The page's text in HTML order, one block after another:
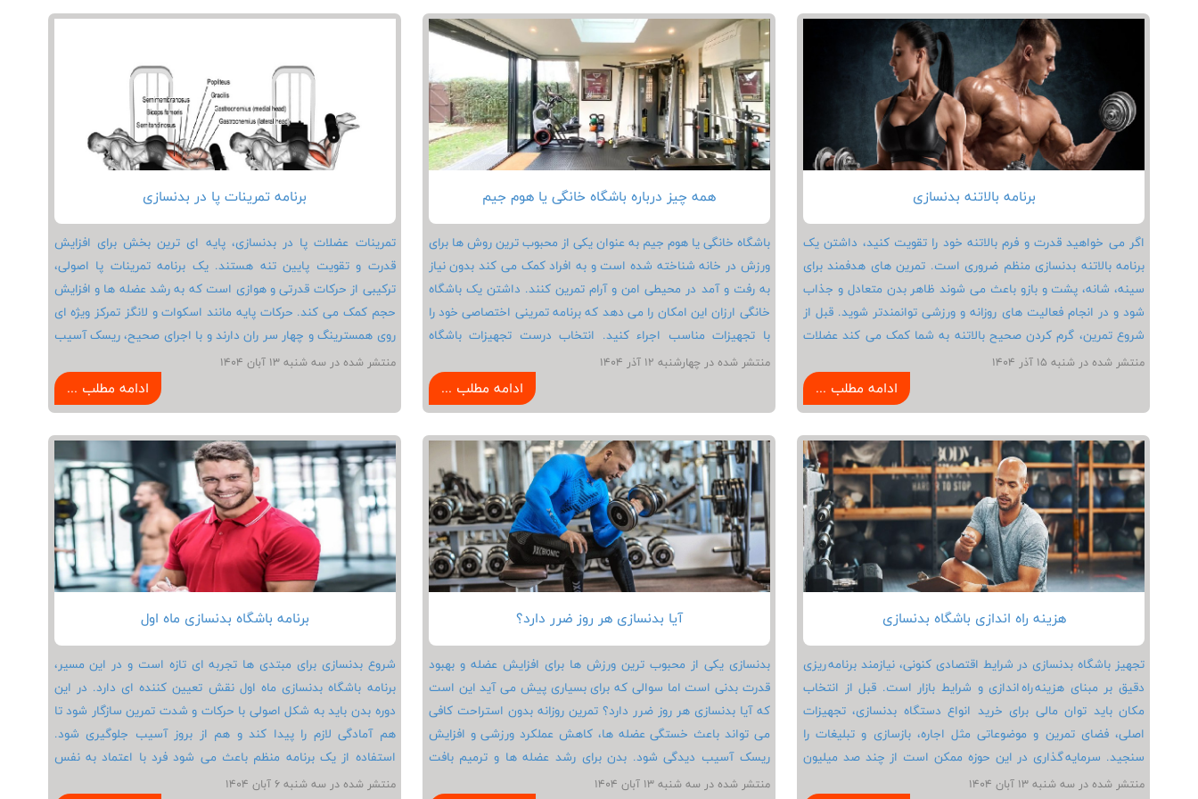
وارد می‌ کنند. آگاهی از حرکات بدنسازی مضر برای دیسک کمر به شما
کمک می کند تمرین ایمن تری داشته باشید و از آسیب های جدی
جلوگیری کنید.
تمرین داد.
برنامه بالاتنه بدنسازی
اگر می خواهید قدرت و فرم بالاتنه خود را تقویت کنید، داشتن یک
برنامه بالاتنه بدنسازی منظم ضروری است. تمرین های هدفمند برای
سینه، شانه، پشت و بازو باعث می شوند ظاهر بدن متعادل و جذاب
شود و در انجام فعالیت های روزانه و ورزشی توانمندتر شوید. قبل از
شروع تمرین، گرم کردن صحیح بالاتنه به شما کمک می کند عضلات
فعال شوند و از آسیب دیدگی جلوگیری می کند. اجرای حرکات فشار،
کشش و نشر به رشد همه گروه های عضلات بالاتنه کمک می کند و
جلوی توقف پیشرفت را می گیرد. رعایت فرم درست و افزایش تدریجی
مناسب، مصرف پروتئین کافی (استفاده از چند تخم مرغ در روز برای
بدنسازی) و مکمل‌ های کاربردی می‌ تواند به افزایش دریافت پروتئین
و بهبود روند ریکاوری کمک کند. با یک برنامه منظم و اصولی می‌
توانید تغییر ملموس را در قدرت، فرم و استقامت بالا تنه خود
احساس کنید و از تمرین لذت ببرید.
منتشر شده در شنبه 15 آذر 1404
ادامه مطلب ...
همه چیز درباره باشگاه خانگی یا هوم جیم
باشگاه خانگی یا هوم جیم به عنوان یکی از محبوب ترین روش ها برای
ورزش در خانه شناخته شده است و به افراد کمک می کند بدون نیاز
به رفت و آمد در محیطی امن و آرام تمرین کنند. داشتن یک باشگاه
خانگی ارزان این امکان را می دهد که برنامه تمرینی اختصاصی خود را
با تجهیزات مناسب اجراء کنید. انتخاب درست تجهیزات باشگاه
خانگی نقش مهمی در نتیجه گیری دارد و باید بر اساس هدف تمرینی
و میزان فضا باشد. استفاده از برنامه تمرینی در خانه باعث می شود
نظم بیشتری در ورزش داشته باشید و عضلات خود را به شکل اصولی
صرفه جویی در زمان و هزینه های باشگاه است.
منتشر شده در چهارشنبه 12 آذر 1404
ادامه مطلب ...
برنامه تمرینات پا در بدنسازی
تمرینات عضلات پا در بدنسازی، پایه ای ترین بخش برای افزایش
قدرت و تقویت پایین تنه هستند. یک برنامه تمرینات پا اصولی،
ترکیبی از حرکات قدرتی و هوازی است که به رشد عضله ها و افزایش
حجم کمک می کند. حرکات پایه مانند اسکوات و لانگز تمرکز ویژه ای
روی همسترینگ و چهار سر ران دارند و با اجرای صحیح، ریسک آسیب
دیدگی را کاهش می دهند. رعایت تکنیک مناسب و تعداد ست ها و
تکرارها باعث تاثیرگذاری بهتر تمرینات می شود. استفاده از وزنه ها و
دستگاه های بدنسازی مناسب، رشد عضله ها را تسریع می کند و
در بدنسازی منظم علاوه بر تقویت پایین تنه، تعادل بدن و استقامت
عمومی را نیز افزایش می دهد.
منتشر شده در سه شنبه 13 آبان 1404
ادامه مطلب ...
هزینه راه اندازی باشگاه بدنسازی
تجهیز باشگاه بدنسازی در شرایط اقتصادی کنونی، نیازمند برنامه ریزی
دقیق بر مبنای هزینه راه اندازی و شرایط بازار است. قبل از انتخاب
مکان باید توان مالی برای خرید انواع دستگاه بدنسازی، تجهیزات
اصلی، فضای تمرین و موضوعاتی مثل اجاره، بازسازی و تبلیغات را
سنجید. سرمایه گذاری در این حوزه ممکن است از چند صد میلیون
تومان تا میلیاردها متفاوت باشد که عامل موقعیت جغرافیایی، وسعت
منتشر شده در سه شنبه 13 آبان 1404
آیا بدنسازی هر روز ضرر دارد؟
بدنسازی یکی از محبوب ترین ورزش ها برای افزایش عضله و بهبود
قدرت بدنی است اما سوالی که برای بسیاری پیش می آید این است
که آیا بدنسازی هر روز ضرر دارد؟ تمرین روزانه بدون استراحت کافی
می تواند باعث خستگی عضله ها، کاهش عملکرد ورزشی و افزایش
ریسک آسیب دیدگی شود. بدن برای رشد عضله ها و ترمیم بافت
عضلانی نیاز به زمان دارد و تمرین مداوم ممکن است این فرآیند را
منتشر شده در سه شنبه 13 آبان 1404
برنامه باشگاه بدنسازی ماه اول
شروع بدنسازی برای مبتدی ها تجربه ای تازه است و در این مسیر،
برنامه باشگاه بدنسازی ماه اول نقش تعیین کننده ای دارد. در این
دوره بدن باید به شکل اصولی با حرکات و شدت تمرین سازگار شود تا
هم آمادگی لازم را پیدا کند و هم از بروز آسیب جلوگیری شود.
استفاده از یک برنامه منظم باعث می شود فرد با اعتماد به نفس
بیشتری تمرینات را دنبال کند. توجه به تغذیه و استراحت کافی در
منتشر شده در سه شنبه 6 آبان 1404